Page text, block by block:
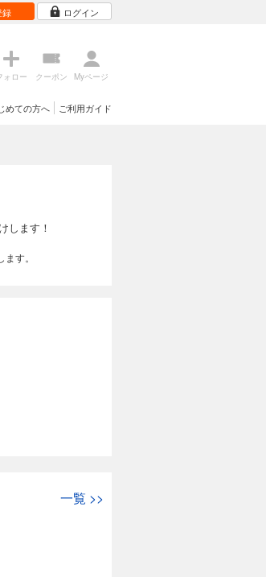
録 ログイン
ォロー クーポン Myページ
ご利用ガイド
めての方へ
します！
す。
一覧 >>